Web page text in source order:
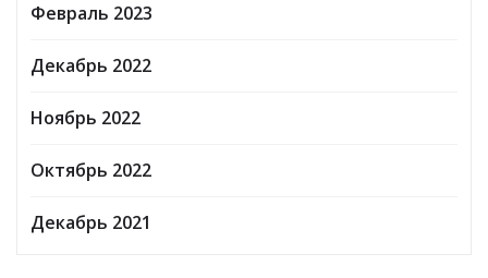
Февраль 2023
Декабрь 2022
Ноябрь 2022
Октябрь 2022
Декабрь 2021